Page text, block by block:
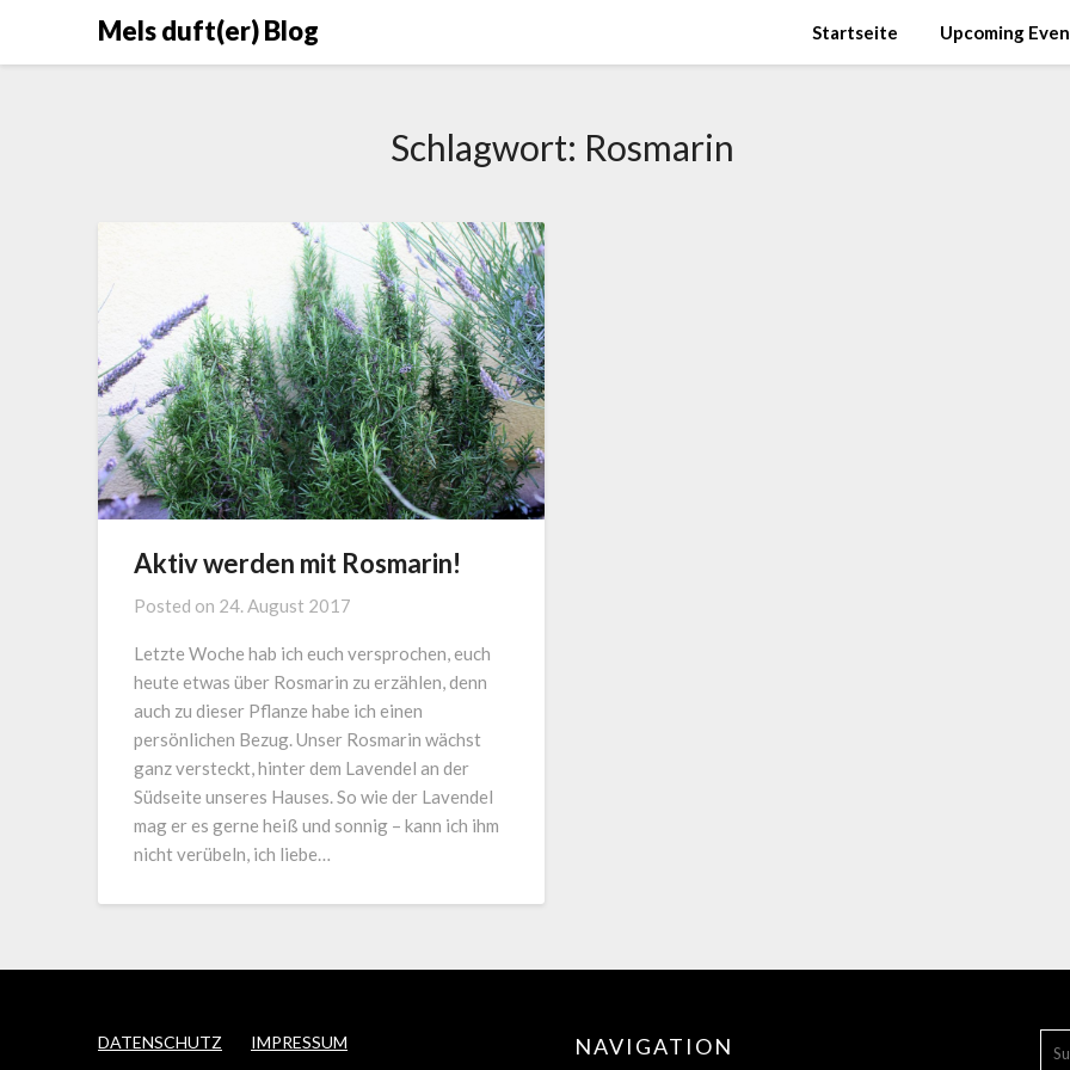
Mels duft(er) Blog Startseite Upcoming
Schlagwort: Rosmarin
Aktiv werden mit Rosmarin!
Posted on 24. August 2017
Letzte Woche hab ich euch versprochen, euch
heute etwas über Rosmarin zu erzählen, denn
auch zu dieser Pflanze habe ich einen
persönlichen Bezug. Unser Rosmarin wächst
ganz versteckt, hinter dem Lavendel an der
Südseite unseres Hauses. So wie der Lavendel
mag er es gerne heiß und sonnig – kann ich ihm
nicht verübeln, ich liebe…
DATENSCHUTZ IMPRESSUM NAVIGATION